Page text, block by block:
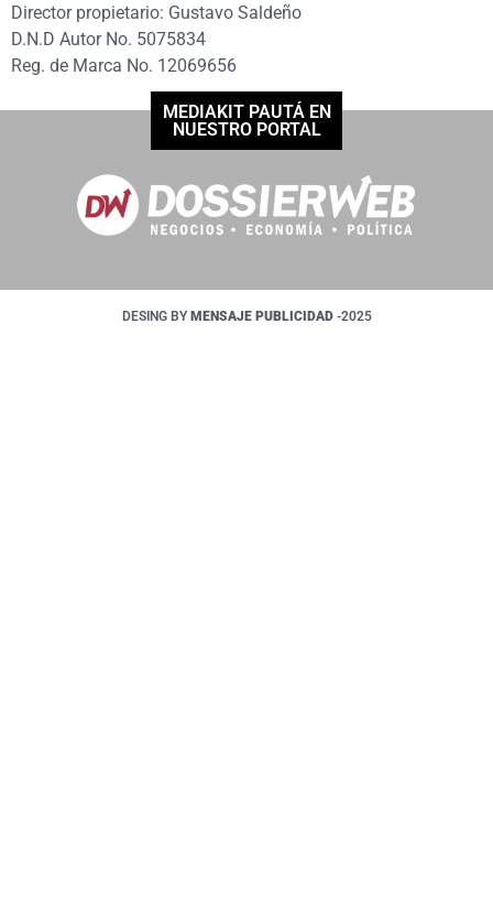
Director propietario: Gustavo Saldeño
D.N.D Autor No. 5075834
Reg. de Marca No. 12069656
MEDIAKIT PAUTÁ EN
NUESTRO PORTAL
DESING BY MENSAJE PUBLICIDAD -2025